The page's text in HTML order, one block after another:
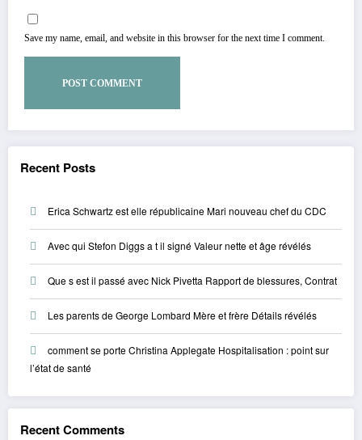
Save my name, email, and website in this browser for the next time I comment.
Recent Posts
Erica Schwartz est elle républicaine Mari nouveau chef du CDC
Avec qui Stefon Diggs a t il signé Valeur nette et âge révélés
Que s est il passé avec Nick Pivetta Rapport de blessures, Contrat
Les parents de George Lombard Mère et frère Détails révélés
comment se porte Christina Applegate Hospitalisation : point sur
l’état de santé
Recent Comments